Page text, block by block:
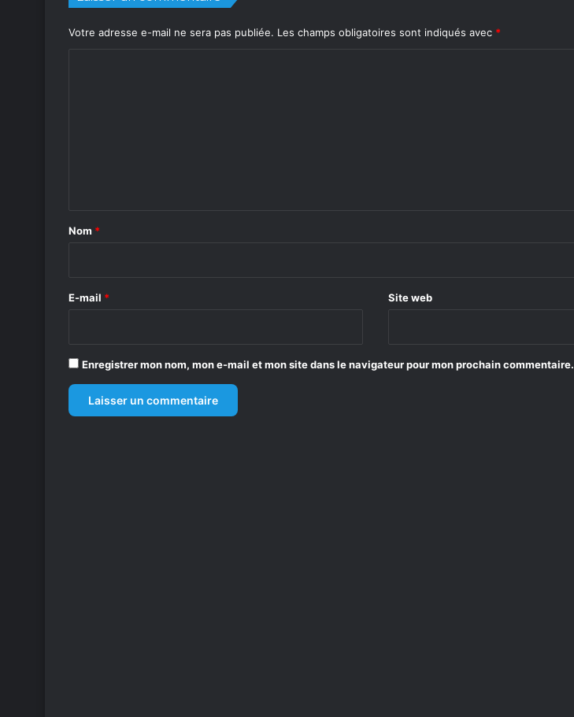
Votre adresse e-mail ne sera pas publiée. Les champs obligatoires sont indiqués avec *
a
e
Nom *
E-mail * Site web
Enregistrer mon nom, mon e-mail et mon site dans le navigateur pour mon prochain commentaire.